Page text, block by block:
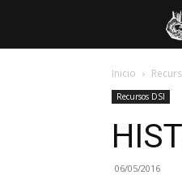
Inicio
Recursos DSI
06/05/2016